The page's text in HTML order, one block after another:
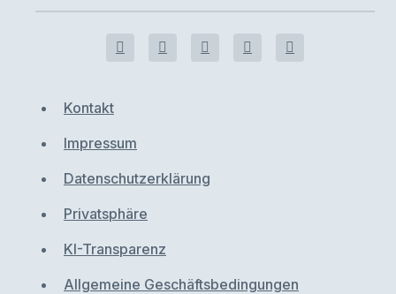
Kontakt
Impressum
Datenschutzerklärung
Privatsphäre
KI-Transparenz
Allgemeine Geschäftsbedingungen